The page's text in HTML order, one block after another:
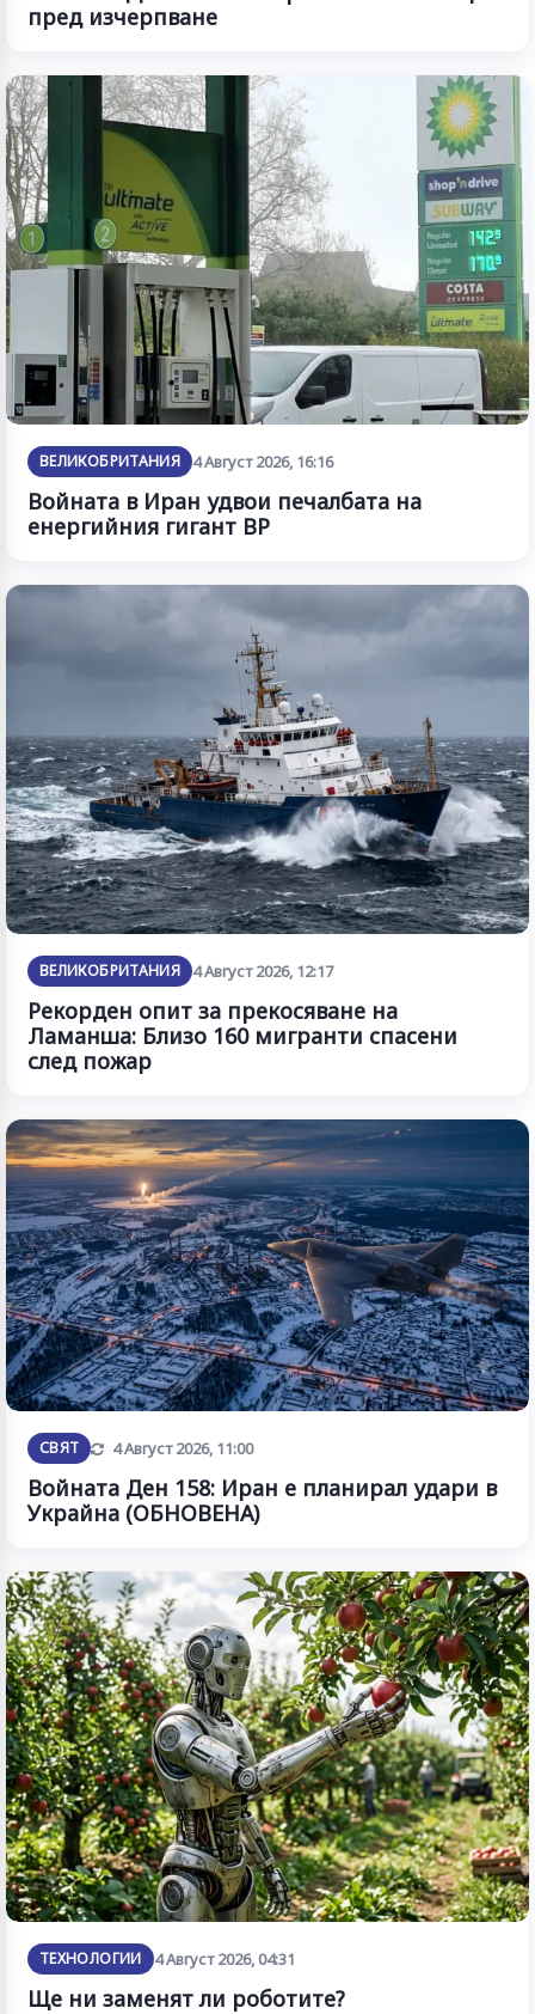
пред изчерпване
ВЕЛИКОБРИТАНИЯ 4 Август 2026, 16:16
Войната в Иран удвои печалбата на
енергийния гигант BP
ВЕЛИКОБРИТАНИЯ 4 Август 2026, 12:17
Рекорден опит за прекосяване на
Ламанша: Близо 160 мигранти спасени
след пожар
СВЯТ Обновена
4 Август 2026, 11:00
Войната Ден 158: Иран е планирал удари в
Украйна (ОБНОВЕНА)
ТЕХНОЛОГИИ 4 Август 2026, 04:31
Ще ни заменят ли роботите?